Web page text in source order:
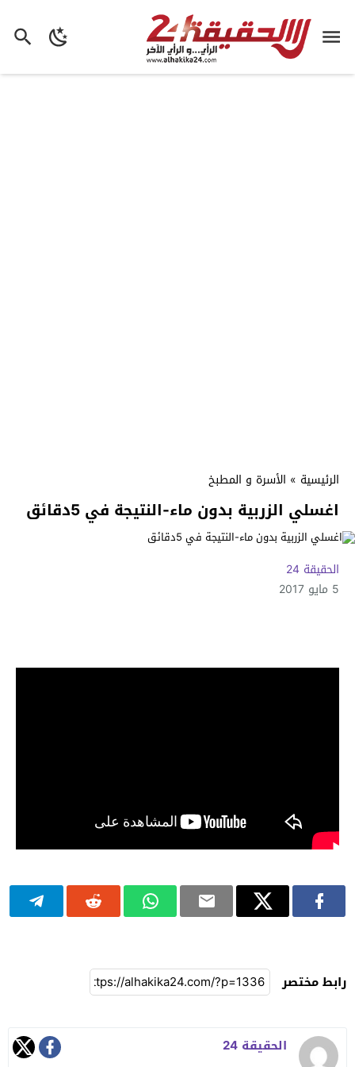
الرئيسية » الأسرة و المطبخ
اغسلي الزربية بدون ماء-النتيجة في 5دقائق
الحقيقة 24
5 مايو 2017
رابط مختصر
الحقيقة 24